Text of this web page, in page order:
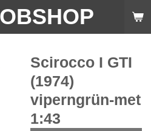
BSHOP
Scirocco I GTI
(1974)
viperngrün-met
1:43